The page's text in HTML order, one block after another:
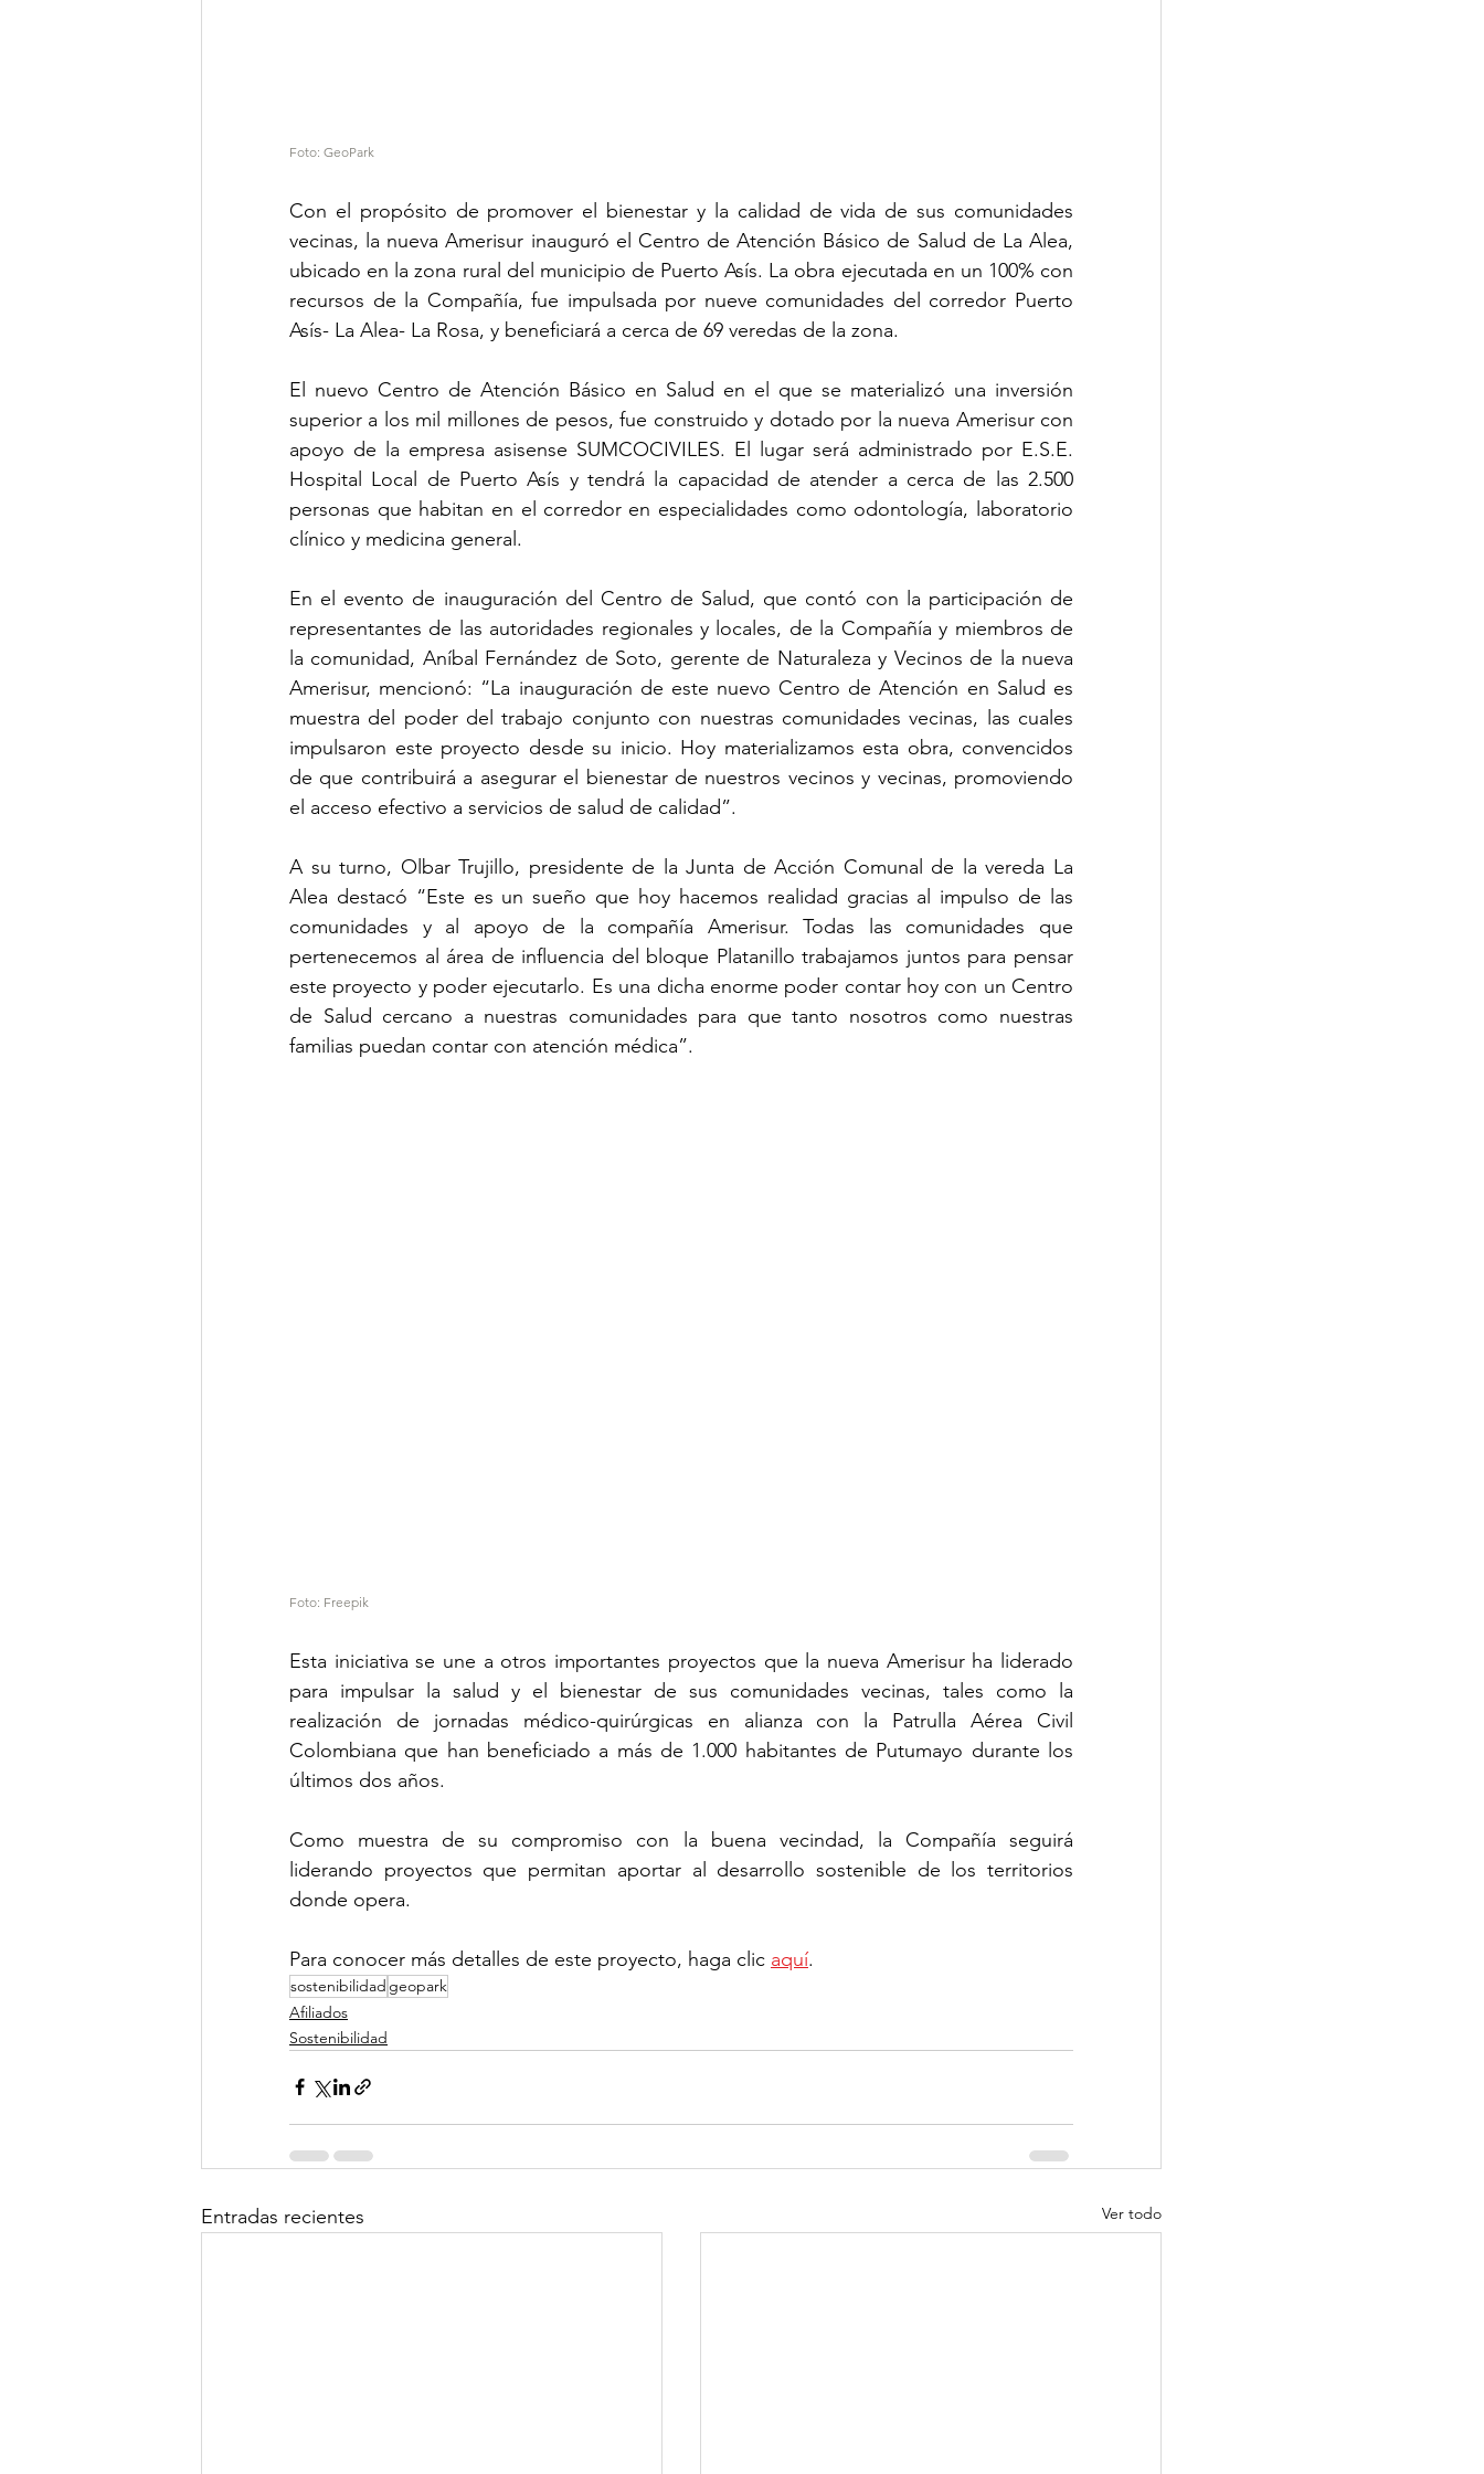
Foto: GeoPark
Con el propósito de promover el bienestar y la calidad de vida de sus comunidades
vecinas, la nueva Amerisur inauguró el Centro de Atención Básico de Salud de La Alea,
ubicado en la zona rural del municipio de Puerto Asís. La obra ejecutada en un 100% con
recursos de la Compañía, fue impulsada por nueve comunidades del corredor Puerto
Asís- La Alea- La Rosa, y beneficiará a cerca de 69 veredas de la zona.
El nuevo Centro de Atención Básico en Salud en el que se materializó una inversión
superior a los mil millones de pesos, fue construido y dotado por la nueva Amerisur con
apoyo de la empresa asisense SUMCOCIVILES. El lugar será administrado por E.S.E.
Hospital Local de Puerto Asís y tendrá la capacidad de atender a cerca de las 2.500
personas que habitan en el corredor en especialidades como odontología, laboratorio
clínico y medicina general.
En el evento de inauguración del Centro de Salud, que contó con la participación de
representantes de las autoridades regionales y locales, de la Compañía y miembros de
la comunidad, Aníbal Fernández de Soto, gerente de Naturaleza y Vecinos de la nueva
Amerisur, mencionó: “La inauguración de este nuevo Centro de Atención en Salud es
muestra del poder del trabajo conjunto con nuestras comunidades vecinas, las cuales
impulsaron este proyecto desde su inicio. Hoy materializamos esta obra, convencidos
de que contribuirá a asegurar el bienestar de nuestros vecinos y vecinas, promoviendo
el acceso efectivo a servicios de salud de calidad”.
A su turno, Olbar Trujillo, presidente de la Junta de Acción Comunal de la vereda La
Alea destacó “Este es un sueño que hoy hacemos realidad gracias al impulso de las
comunidades y al apoyo de la compañía Amerisur. Todas las comunidades que
pertenecemos al área de influencia del bloque Platanillo trabajamos juntos para pensar
este proyecto y poder ejecutarlo. Es una dicha enorme poder contar hoy con un Centro
de Salud cercano a nuestras comunidades para que tanto nosotros como nuestras
familias puedan contar con atención médica”.
Foto: Freepik
Esta iniciativa se une a otros importantes proyectos que la nueva Amerisur ha liderado
para impulsar la salud y el bienestar de sus comunidades vecinas, tales como la
realización de jornadas médico-quirúrgicas en alianza con la Patrulla Aérea Civil
Colombiana que han beneficiado a más de 1.000 habitantes de Putumayo durante los
últimos dos años.
Como muestra de su compromiso con la buena vecindad, la Compañía seguirá
liderando proyectos que permitan aportar al desarrollo sostenible de los territorios
donde opera.
Para conocer más detalles de este proyecto, haga clic aquí.
sostenibilidad geopark
Afiliados
Sostenibilidad
Entradas recientes Ver todo